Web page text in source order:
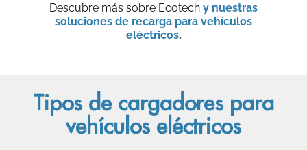
Descubre más sobre Ecotech y nuestras
soluciones de recarga para vehículos
eléctricos.
Tipos de cargadores para
vehículos eléctricos